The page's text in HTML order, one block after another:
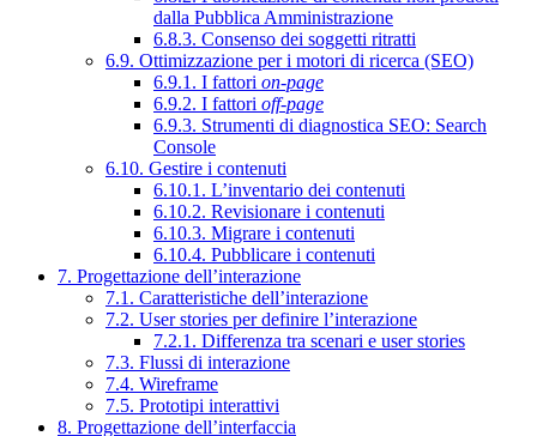
dalla Pubblica Amministrazione
6.8.3. Consenso dei soggetti ritratti
6.9. Ottimizzazione per i motori di ricerca (SEO)
6.9.1. I fattori on-page
6.9.2. I fattori off-page
6.9.3. Strumenti di diagnostica SEO: Search
Console
6.10. Gestire i contenuti
6.10.1. L’inventario dei contenuti
6.10.2. Revisionare i contenuti
6.10.3. Migrare i contenuti
6.10.4. Pubblicare i contenuti
7. Progettazione dell’interazione
7.1. Caratteristiche dell’interazione
7.2. User stories per definire l’interazione
7.2.1. Differenza tra scenari e user stories
7.3. Flussi di interazione
7.4. Wireframe
7.5. Prototipi interattivi
8. Progettazione dell’interfaccia